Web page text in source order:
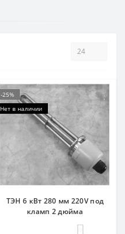
-25%
Нет в наличии
ТЭН 6 кВт 280 мм 220V под
кламп 2 дюйма